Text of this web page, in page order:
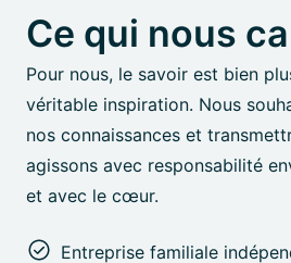
Ce qui nous
Pour nous, le savoir est bien
véritable inspiration. Nous
nos connaissances et
agissons avec responsabilité
et avec le cœur.
Entreprise familiale